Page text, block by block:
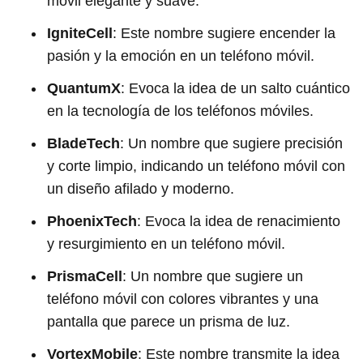
IgniteCell : Este nombre sugiere encender la
pasión y la emoción en un teléfono móvil.
QuantumX: Evoca la idea de un salto cuántico
en la tecnología de los teléfonos móviles.
BladeTech: Un nombre que sugiere precisión
y corte limpio, indicando un teléfono móvil con
un diseño afilado y moderno.
PhoenixTech: Evoca la idea de renacimiento
y resurgimiento en un teléfono móvil.
PrismaCell : Un nombre que sugiere un
teléfono móvil con colores vibrantes y una
pantalla que parece un prisma de luz.
VortexMobile: Este nombre transmite la idea